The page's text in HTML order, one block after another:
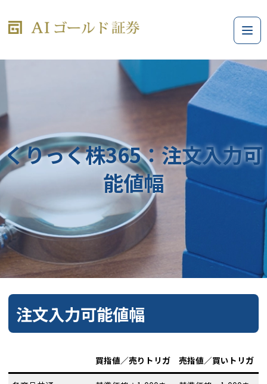
くりっく株365：注文入力可
能値幅
注文入力可能値幅
買指値／売りトリガ 売指値／買いトリガ